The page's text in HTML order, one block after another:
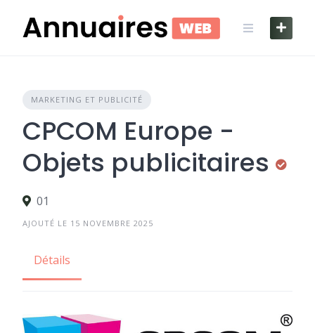
content
MARKETING ET PUBLICITÉ
CPCOM Europe -
Objets publicitaires
01
AJOUTÉ LE 15 NOVEMBRE 2025
Détails